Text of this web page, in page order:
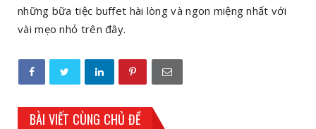
những bữa tiệc buffet hài lòng và ngon miệng nhất với
vài mẹo nhỏ trên đây.
BÀI VIẾT CÙNG CHỦ ĐỀ